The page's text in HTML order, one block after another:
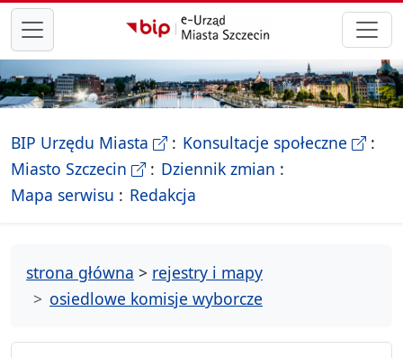
przejdź do głównego menu
BIP Urzędu Miasta - Biletyn Informacji Publicznej
Konsultacje społeczne-
Miasto Szczecin - Oficjalna strona Miasta Szczecin
Dziennik zmian
Mapa serwisu - drzewko rozdziałów
Redakcja
strona główna > rejestry i mapy
osiedlowe komisje wyborcze